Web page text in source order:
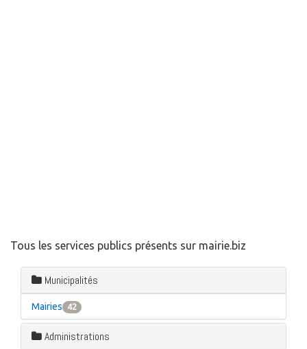
Tous les services publics présents sur mairie.biz
Municipalités
Mairies 42
Administrations